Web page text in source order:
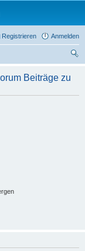
Anmelden
Registrieren
Beiträge zu